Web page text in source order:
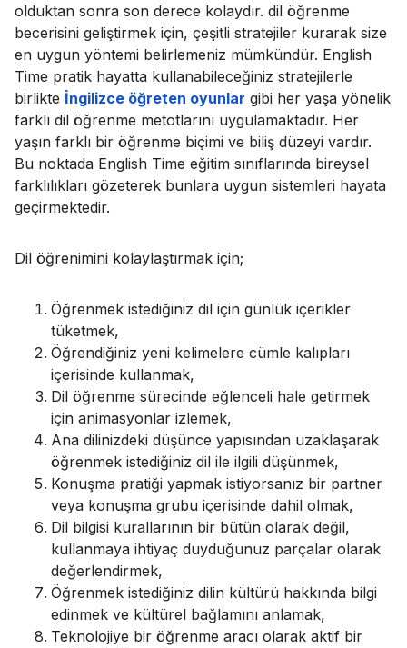
olduktan sonra son derece kolaydır. dil öğrenme
becerisini geliştirmek için, çeşitli stratejiler kurarak size
en uygun yöntemi belirlemeniz mümkündür. English
Time pratik hayatta kullanabileceğiniz stratejilerle
birlikte İngilizce öğreten oyunlar gibi her yaşa yönelik
farklı dil öğrenme metotlarını uygulamaktadır. Her
yaşın farklı bir öğrenme biçimi ve biliş düzeyi vardır.
Bu noktada English Time eğitim sınıflarında bireysel
farklılıkları gözeterek bunlara uygun sistemleri hayata
geçirmektedir.
Dil öğrenimini kolaylaştırmak için;
Öğrenmek istediğiniz dil için günlük içerikler
tüketmek,
Öğrendiğiniz yeni kelimelere cümle kalıpları
içerisinde kullanmak,
Dil öğrenme sürecinde eğlenceli hale getirmek
için animasyonlar izlemek,
Ana dilinizdeki düşünce yapısından uzaklaşarak
öğrenmek istediğiniz dil ile ilgili düşünmek,
Konuşma pratiği yapmak istiyorsanız bir partner
veya konuşma grubu içerisinde dahil olmak,
Dil bilgisi kurallarının bir bütün olarak değil,
kullanmaya ihtiyaç duyduğunuz parçalar olarak
değerlendirmek,
Öğrenmek istediğiniz dilin kültürü hakkında bilgi
edinmek ve kültürel bağlamını anlamak,
Teknolojiye bir öğrenme aracı olarak aktif bir